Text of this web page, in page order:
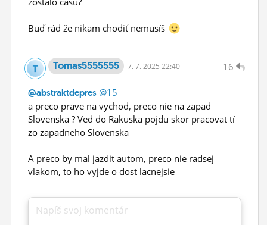
Buď rád že nikam chodiť nemusíš
16
Tomas5555555 7. 7. 2025 22:40
@abstraktdepres @15
a preco prave na vychod, preco nie na zapad
Slovenska ? Ved do Rakuska pojdu skor pracovat tí
zo zapadneho Slovenska
A preco by mal jazdit autom, preco nie radsej
vlakom, to ho vyjde o dost lacnejsie
Napíš svoj komentár